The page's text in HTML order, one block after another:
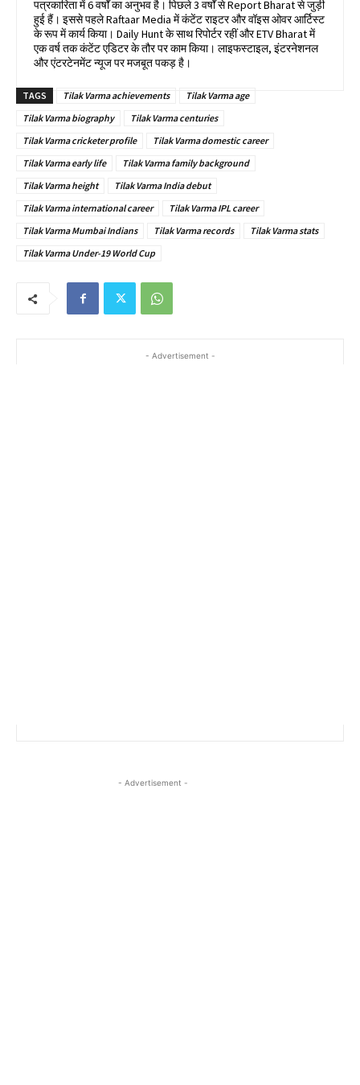
पत्रकारिता में 6 वर्षों का अनुभव है। पिछले 3 वर्षों से Report Bharat से जुड़ी
हुई हैं। इससे पहले Raftaar Media में कंटेंट राइटर और वॉइस ओवर आर्टिस्ट
के रूप में कार्य किया। Daily Hunt के साथ रिपोर्टर रहीं और ETV Bharat में
एक वर्ष तक कंटेंट एडिटर के तौर पर काम किया। लाइफस्टाइल, इंटरनेशनल
और एंटरटेनमेंट न्यूज पर मजबूत पकड़ है।
TAGS Tilak Varma achievements
Tilak Varma age
Tilak Varma biography
Tilak Varma centuries
Tilak Varma cricketer profile
Tilak Varma domestic career
Tilak Varma early life
Tilak Varma family background
Tilak Varma height
Tilak Varma India debut
Tilak Varma international career
Tilak Varma IPL career
Tilak Varma Mumbai Indians
Tilak Varma records
Tilak Varma stats
Tilak Varma Under-19 World Cup
- Advertisement -
- Advertisement -